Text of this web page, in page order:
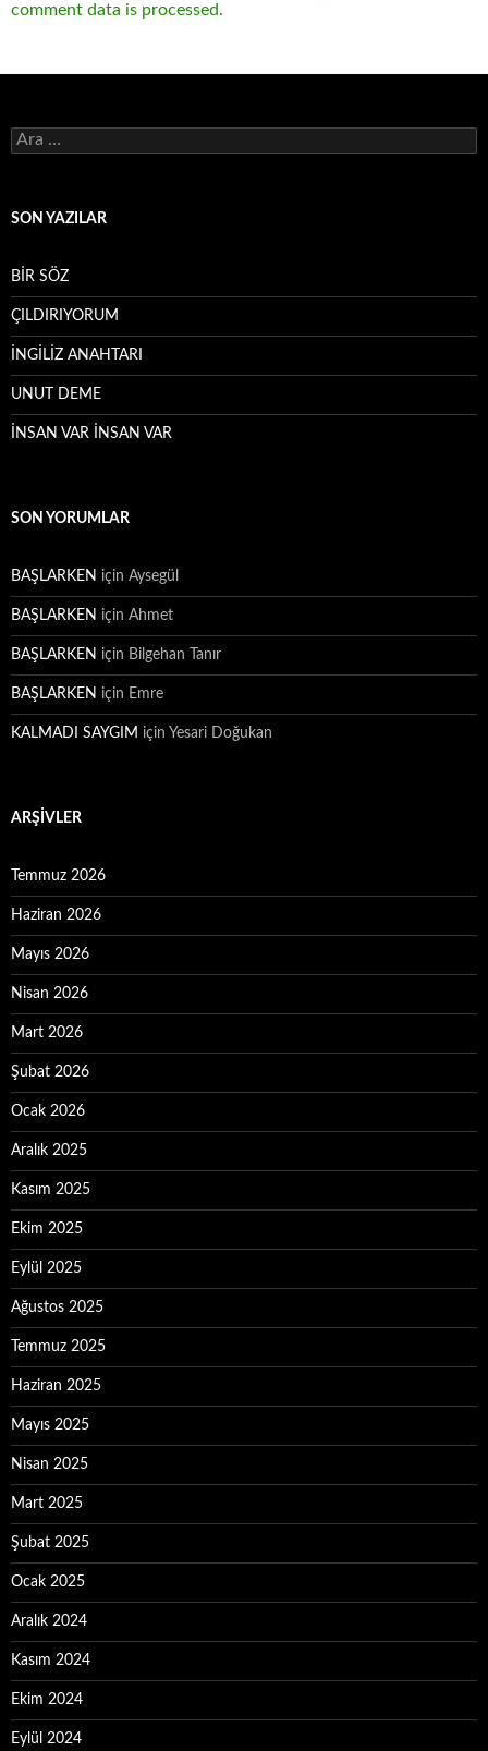
comment data is processed.
Arama:
SON YAZILAR
BİR SÖZ
ÇILDIRIYORUM
İNGİLİZ ANAHTARI
UNUT DEME
İNSAN VAR İNSAN VAR
SON YORUMLAR
BAŞLARKEN için Aysegül
BAŞLARKEN için Ahmet
BAŞLARKEN için Bilgehan Tanır
BAŞLARKEN için Emre
KALMADI SAYGIM için Yesari Doğukan
ARŞIVLER
Temmuz 2026
Haziran 2026
Mayıs 2026
Nisan 2026
Mart 2026
Şubat 2026
Ocak 2026
Aralık 2025
Kasım 2025
Ekim 2025
Eylül 2025
Ağustos 2025
Temmuz 2025
Haziran 2025
Mayıs 2025
Nisan 2025
Mart 2025
Şubat 2025
Ocak 2025
Aralık 2024
Kasım 2024
Ekim 2024
Eylül 2024